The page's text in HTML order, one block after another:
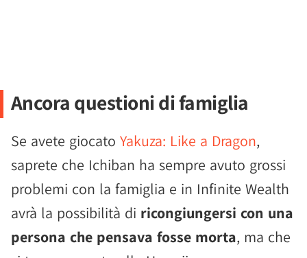
Ancora questioni di famiglia
Se avete giocato Yakuza: Like a Dragon,
saprete che Ichiban ha sempre avuto grossi
problemi con la famiglia e in Infinite Wealth
avrà la possibilità di ricongiungersi con una
persona che pensava fosse morta, ma che